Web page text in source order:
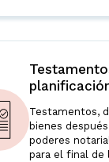
Testamentos,
bienes
poderes
para el final de